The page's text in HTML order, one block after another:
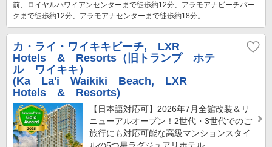
前、ロイヤルハワイアンセンターまで徒歩約12分、アラモアナビーチパー
クまで徒歩約12分、アラモアナセンターまで徒歩約18分。
カ・ライ・ワイキキビーチ, LXR
Hotels & Resorts（旧トランプ ホテ
ル ワイキキ）
(Ka La'i Waikiki Beach, LXR
Hotels & Resorts)
【日本語対応可】2026年7月全館改装＆リ
ニューアルオープン！2世代・3世代でのご
旅行にも対応可能な高級マンションスタイ